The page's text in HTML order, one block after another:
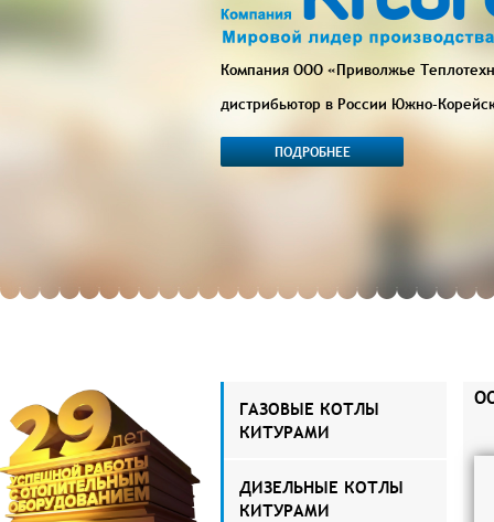
Компания ООО «Приволжье
дистрибьютор в России Южно-
ПОДРОБНЕЕ
ГАЗОВЫЕ КОТЛЫ
КИТУРАМИ
ДИЗЕЛЬНЫЕ КОТЛЫ
КИТУРАМИ